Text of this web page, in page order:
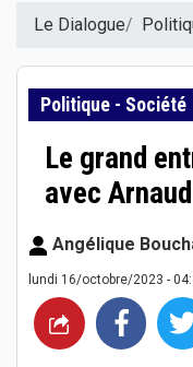
Le Dialogue
Politique - Société
Le grand
avec
Angélique
lundi 16/octobre/2023 -